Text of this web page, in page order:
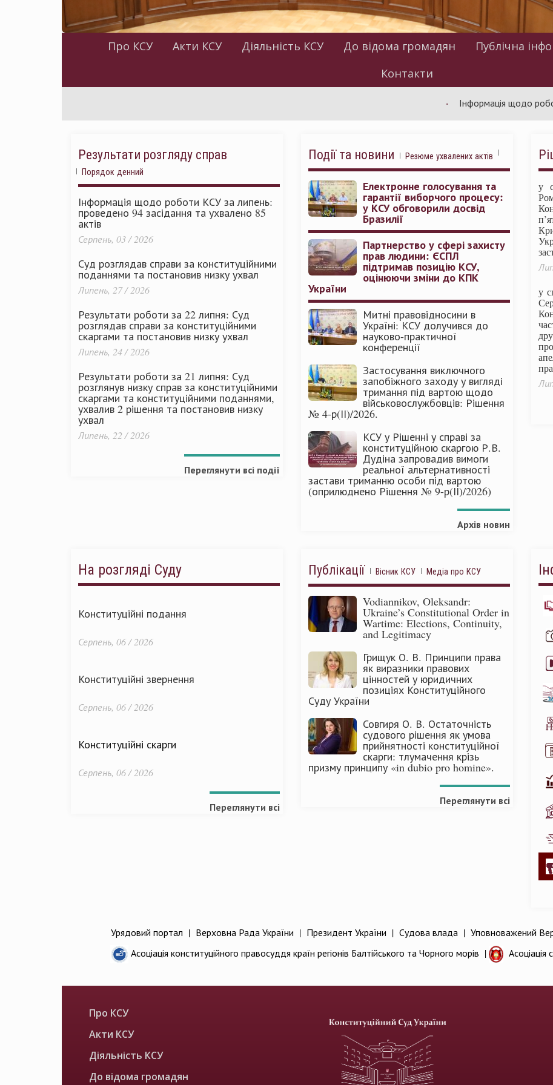
Про КСУ Акти КСУ Діяльність КСУ До відома громадян Публічна
Контакти
Інформація щодо роботи КСУ
Результати розгляду справ
Порядок денний
Інформація щодо роботи КСУ за липень:
проведено 94 засідання та ухвалено 85
актів
Серпень, 03 / 2026
Суд розглядав справи за конституційними
поданнями та постановив низку ухвал
Липень, 27 / 2026
Результати роботи за 22 липня: Суд
розглядав справи за конституційними
скаргами та постановив низку ухвал
Липень, 24 / 2026
Результати роботи за 21 липня: Суд
розглянув низку справ за конституційними
скаргами та конституційними поданнями,
ухвалив 2 рішення та постановив низку
ухвал
Липень, 22 / 2026
Переглянути всі події
Події та новини Резюме ухвалених актів
Електронне голосування та
гарантії виборчого процесу:
у КСУ обговорили досвід
Бразилії
Партнерство у сфері захисту
прав людини: ЄСПЛ
підтримав позицію КСУ,
оцінюючи зміни до КПК
України
Митні правовідносини в
Україні: КСУ долучився до
науково-практичної
конференції
Застосування виключного
запобіжного заходу у вигляді
тримання під вартою щодо
військовослужбовців: Рішення
№ 4-р(ІІ)/2026.
КСУ у Рішенні у справі за
конституційною скаргою Р.В.
Дудіна запровадив вимоги
реальної альтернативності
застави триманню особи під вартою
(оприлюднено Рішення № 9-р(ІІ)/2026)
Архів новин
у
у
На розгляді Суду
Конституційні подання
Серпень, 06 / 2026
Конституційні звернення
Серпень, 06 / 2026
Конституційні скарги
Серпень, 06 / 2026
Переглянути всі
Публікації Вісник КСУ Медіа про КСУ
Vodiannikov, Oleksandr:
Ukraine’s Constitutional Order in
Wartime: Elections, Continuity,
and Legitimacy
Грищук О. В. Принципи права
як виразники правових
цінностей у юридичних
позиціях Конституційного
Суду України
Совгиря О. В. Остаточність
судового рішення як умова
прийнятності конституційної
скарги: тлумачення крізь
призму принципу «in dubio pro homine».
Переглянути всі
Урядовий портал | Верховна Рада України | Президент України | Судова влада | Уповноважений
Асоціація конституційного правосуддя країн регіонів Балтійського та Чорного морів | Асоціація
Про КСУ
Акти КСУ
Діяльність КСУ
До відома громадян